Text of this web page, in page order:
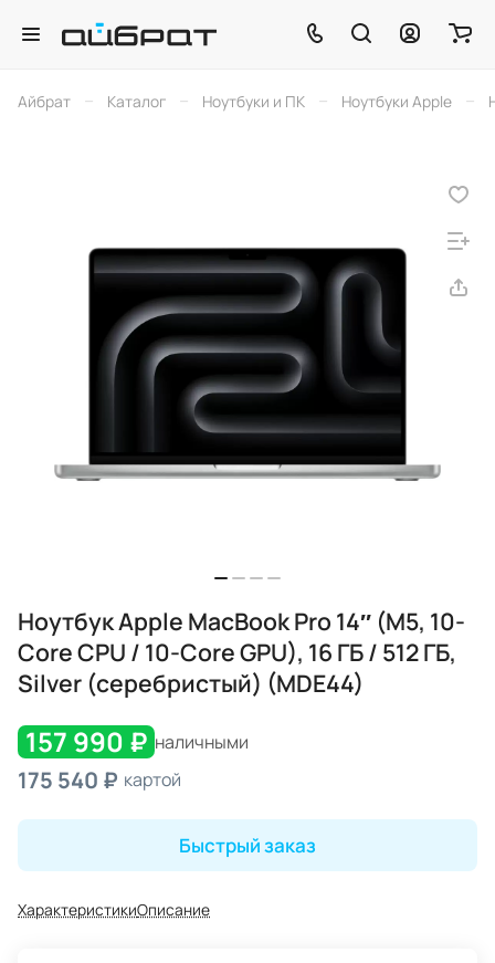
Айбрат – Каталог – Ноутбуки и ПК – Ноутбуки Apple –
Ноутбук Apple MacBook Pro 14″ (M5, 10-
Core CPU / 10-Core GPU), 16 ГБ / 512 ГБ,
Silver (серебристый) (MDE44)
157 990 ₽ наличными
175 540 ₽ картой
Быстрый заказ
ХарактеристикиОписание